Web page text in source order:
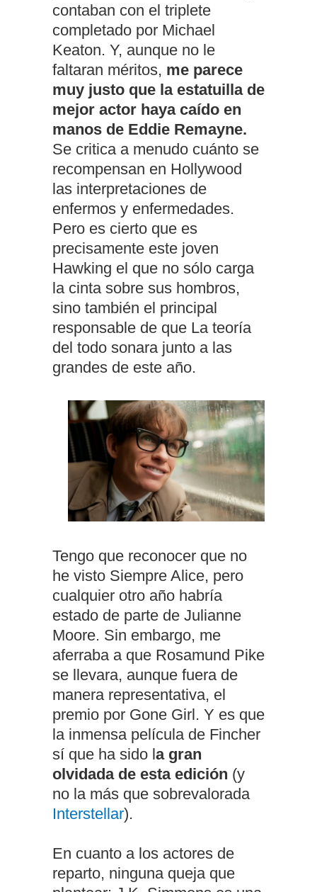
contaban con el triplete
completado por Michael
Keaton. Y, aunque no le
faltaran méritos, me parece
muy justo que la estatuilla de
mejor actor haya caído en
manos de Eddie Remayne.
Se critica a menudo cuánto se
recompensan en Hollywood
las interpretaciones de
enfermos y enfermedades.
Pero es cierto que es
precisamente este joven
Hawking el que no sólo carga
la cinta sobre sus hombros,
sino también el principal
responsable de que La teoría
del todo sonara junto a las
grandes de este año.
Tengo que reconocer que no
he visto Siempre Alice, pero
cualquier otro año habría
estado de parte de Julianne
Moore. Sin embargo, me
aferraba a que Rosamund Pike
se llevara, aunque fuera de
manera representativa, el
premio por Gone Girl. Y es que
la inmensa película de Fincher
sí que ha sido l a gran
olvidada de esta edición (y
no la más que sobrevalorada
Interstellar).
En cuanto a los actores de
reparto, ninguna queja que